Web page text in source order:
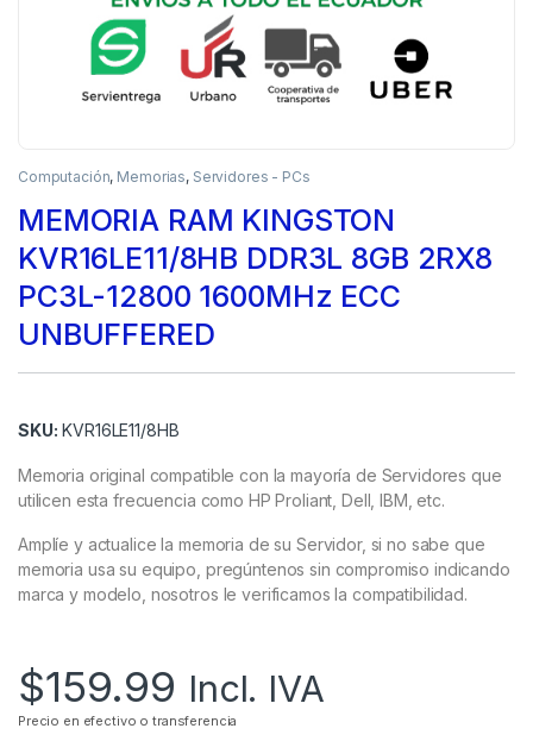
Computación, Memorias, Servidores - PCs
MEMORIA RAM KINGSTON
KVR16LE11/8HB DDR3L 8GB 2RX8
PC3L-12800 1600MHz ECC
UNBUFFERED
SKU: KVR16LE11/8HB
Memoria original compatible con la mayoría de Servidores que
utilicen esta frecuencia como HP Proliant, Dell, IBM, etc.
Amplíe y actualice la memoria de su Servidor, si no sabe que
memoria usa su equipo, pregúntenos sin compromiso indicando
marca y modelo, nosotros le verificamos la compatibilidad.
$159.99 Incl. IVA
Precio en efectivo o transferencia